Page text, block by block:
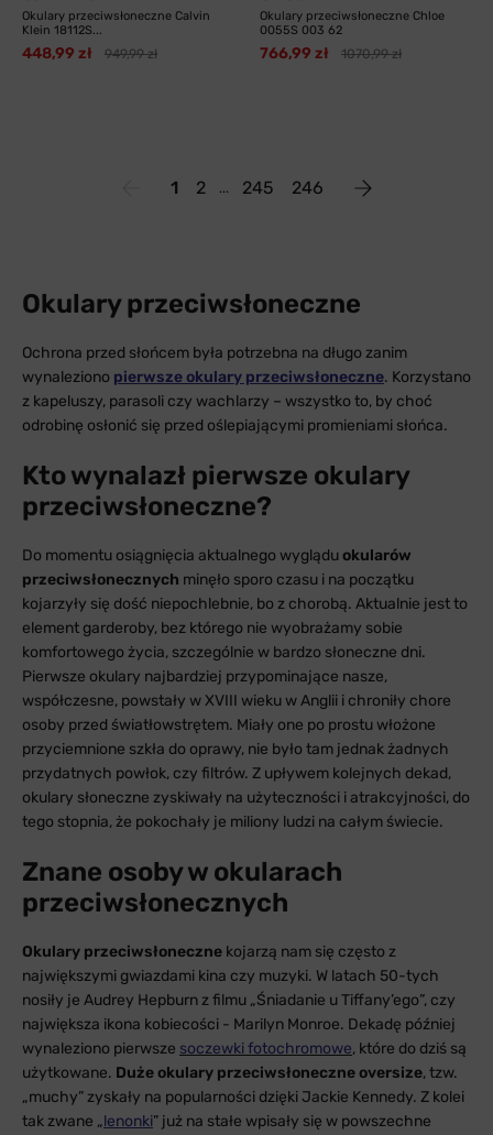
Okulary przeciwsłoneczne Calvin
Klein 18112S...
448,99 zł 949,99 zł
Okulary przeciwsłoneczne Chloe
0055S 003 62
766,99 zł 1070,99 zł
1 2 245 246
Okulary przeciwsłoneczne
Ochrona przed słońcem była potrzebna na długo zanim
wynaleziono pierwsze okulary przeciwsłoneczne. Korzystano
z kapeluszy, parasoli czy wachlarzy – wszystko to, by choć
odrobinę osłonić się przed oślepiającymi promieniami słońca.
Kto wynalazł pierwsze okulary
przeciwsłoneczne?
Do momentu osiągnięcia aktualnego wygląduokularów
przeciwsłonecznych minęło sporo czasu i na początku
kojarzyły się dość niepochlebnie, bo z chorobą. Aktualnie jest to
element garderoby, bez którego nie wyobrażamy sobie
komfortowego życia, szczególnie w bardzo słoneczne dni.
Pierwsze okulary najbardziej przypominające nasze,
współczesne, powstały w XVIII wieku w Anglii i chroniły chore
osoby przed światłowstrętem. Miały one po prostu włożone
przyciemnione szkła do oprawy, nie było tam jednak żadnych
przydatnych powłok, czy filtrów. Z upływem kolejnych dekad,
okulary słoneczne zyskiwały na użyteczności i atrakcyjności, do
tego stopnia, że pokochały je miliony ludzi na całym świecie.
Znane osoby w okularach
przeciwsłonecznych
Okulary przeciwsłoneczne kojarzą nam się często z
największymi gwiazdami kina czy muzyki. W latach 50-tych
nosiły je Audrey Hepburn z filmu „Śniadanie u Tiffany’ego”, czy
największa ikona kobiecości - Marilyn Monroe. Dekadę później
wynaleziono pierwsze soczewki fotochromowe, które do dziś są
użytkowane. Duże okulary przeciwsłoneczne oversize, tzw.
„muchy” zyskały na popularności dzięki Jackie Kennedy. Z kolei
tak zwane „lenonki” już na stałe wpisały się w powszechne